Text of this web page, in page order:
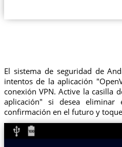
El sistema de seguridad de
intentos de la aplicación
conexión VPN. Active la casilla
aplicación" si desea
confirmación en el futuro y